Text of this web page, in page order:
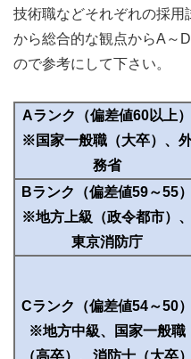
技術職などそれぞれの採用
から総合的な観点からA～
ので参考にして下さい。
Aランク（偏差値60以上）
※国家一般職（大卒）、
務省
Bランク（偏差値59～55）
※地方上級（政令都市）、
東京消防庁
Cランク（偏差値54～50）
※地方中級、国家一般職